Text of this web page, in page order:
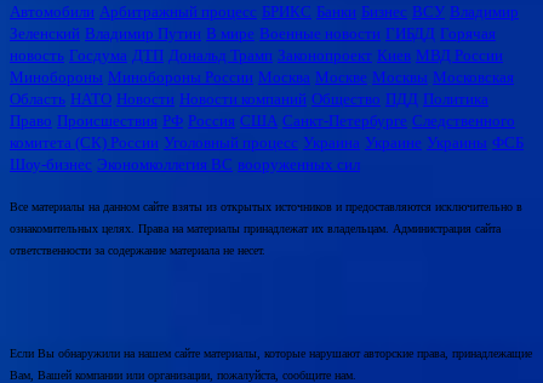
Автомобили Арбитражный процесс БРИКС Банки Бизнес ВСУ Владимир
Зеленский Владимир Путин В мире Военные новости ГИБДД Горячая
новость Госдума ДТП Дональд Трамп Законопроект Киев МВД России
Минобороны Минобороны России Москва Москве Москвы Московская
Область НАТО Новости Новости компаний Общество ПДД Политика
Право Происшествия РФ Россия США Санкт-Петербурге Следственного
комитета (СК) России Уголовный процесс Украина Украине Украины ФСБ
Шоу-бизнес Экономколлегия ВС вооруженных сил
Все материалы на данном сайте взяты из открытых источников и предоставляются исключительно в
ознакомительных целях. Права на материалы принадлежат их владельцам. Администрация сайта
ответственности за содержание материала не несет.
Если Вы обнаружили на нашем сайте материалы, которые нарушают авторские права, принадлежащие
Вам, Вашей компании или организации, пожалуйста, сообщите нам.